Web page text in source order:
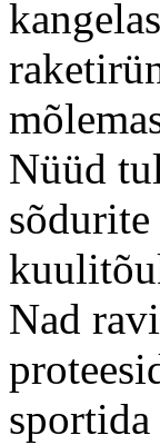
Nüüd
Nad